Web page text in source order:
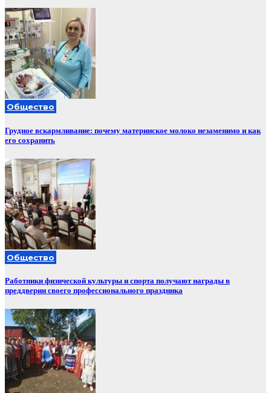
Общество
Грудное вскармливание: почему материнское молоко незаменимо и как
его сохранить
Общество
Работники физической культуры и спорта получают награды в
преддверии своего профессионального праздника